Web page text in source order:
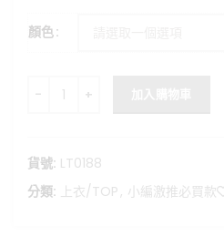
顏色
簡約羊絨v領針織衫 數量
貨號: LT0188
分類: 上衣/TOP , 小編激推必買